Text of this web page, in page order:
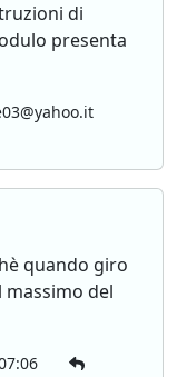
di
presenta
quando giro
del